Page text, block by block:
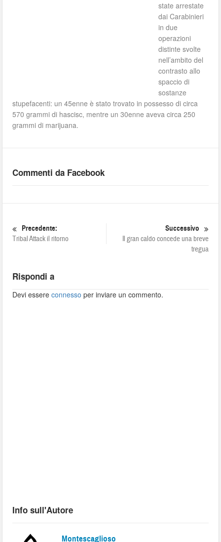
state arrestate
dai Carabinieri
in due
operazioni
distinte svolte
nell’ambito del
contrasto allo
spaccio di
sostanze
stupefacenti: un 45enne è stato trovato in possesso di circa
570 grammi di hascisc, mentre un 30enne aveva circa 250
grammi di marijuana.
Commenti da Facebook
Precedente:
Tribal Attack il ritorno
Successivo
Il gran caldo concede una breve
tregua
Rispondi a
Devi essereconnesso per inviare un commento.
Info sull'Autore
Montescaglioso